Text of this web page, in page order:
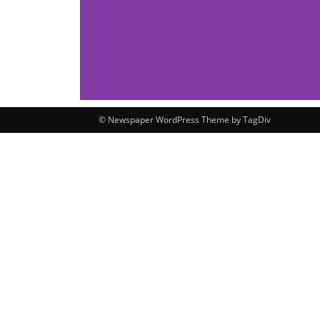
© Newspaper WordPress Theme by TagDiv